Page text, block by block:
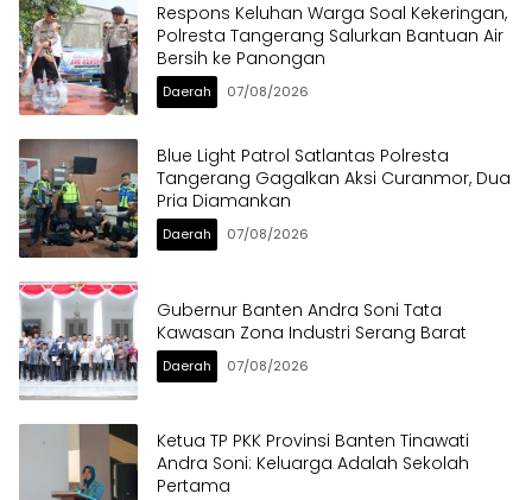
Respons Keluhan Warga Soal Kekeringan,
Polresta Tangerang Salurkan Bantuan Air
Bersih ke Panongan
Daerah 07/08/2026
Blue Light Patrol Satlantas Polresta
Tangerang Gagalkan Aksi Curanmor, Dua
Pria Diamankan
Daerah 07/08/2026
Gubernur Banten Andra Soni Tata
Kawasan Zona Industri Serang Barat
Daerah 07/08/2026
Ketua TP PKK Provinsi Banten Tinawati
Andra Soni: Keluarga Adalah Sekolah
Pertama